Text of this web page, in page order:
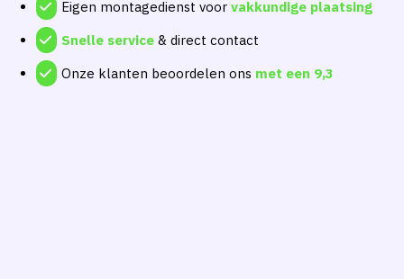
Eigen montagedienst voor vakkundige plaatsing
Snelle service & direct contact
Onze klanten beoordelen ons met een 9,3